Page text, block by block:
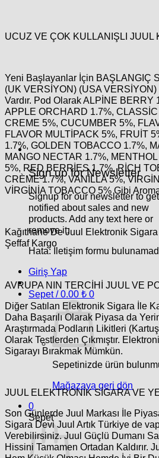
Sign up for Newsletter
Signup for our newsletter to get
notified about sales and new
products. Add any text here or
remove it.
Hata: İletişim formu
Giriş Yap
Sepet /0.00 ₺ 0
Sepetinizde ürün
Mağazaya geri dön
0
Sepet
UCUZ VE ÇOK KULLANIŞLI JUUL
Yeni Başlayanlar İçin BAŞLANGIÇ
(UK VERSİYON) (USA
Vardır. Pod Olarak ALPİNE BERRY
APPLE ORCHARD 1.7%,
CREME 5%, CUCUMBER 5%,
FLAVOR MULTİPACK 5%, FRUİT
1.7%, GOLDEN TOBACCO 1.7%,
MANGO NECTAR 1.7%,
5%, RED BERRİES 1.7%, RİCH
CRÈME 1.7%, VANİLLA 5%,
VİRGİNİA TOBACCO 5% Gibi
Kağıthane De Juul Elektronik
Şeffaf Kargo
AVRUPA NIN TERCİHİ JUUL VE
Diğer Satılan Elektronik Sigara İle
Daha Başarılı Olarak Piyasa da
Araştırmada Podların Likitleri
Olarak Testlerden Çıkmıştır.
Sigarayı Bırakmak Mümkün.
JUUL ELEKTRONİK SİGARA VE
Son Günlerde Juul Markası İle
Sigara Devi Juul Artık Türkiye de
Verebilirsiniz. Juul Güçlü Dumanı
Hissini Tamamen Ortadan Kaldırır.